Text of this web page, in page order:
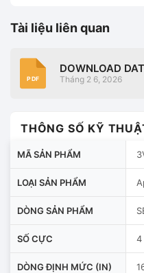
Tài liệu liên quan
PDF
DOWNLOAD
Tháng 2 6, 2026
THÔNG SỐ KỸ
MÃ SẢN PHẨM
LOẠI SẢN PHẨM
DÒNG SẢN PHẨM
SỐ CỰC 4
DÒNG ĐỊNH MỨC (IN)